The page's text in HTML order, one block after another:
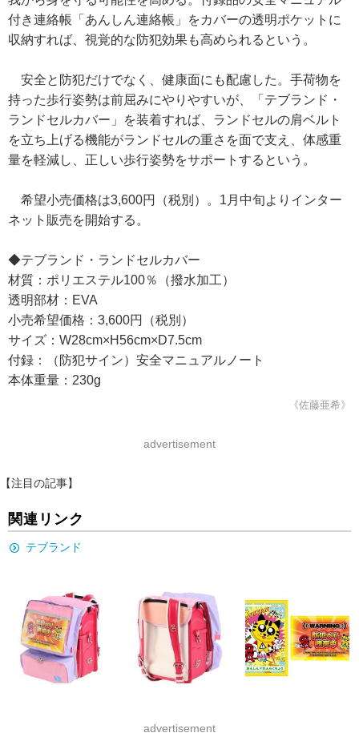
付き連絡帳「あんしん連絡帳」をカバーの透明ポケットに
収納すれば、視覚的な防犯効果も高められるという。
安全と防犯だけでなく、健康面にも配慮した。手荷物を
持った歩行姿勢は前屈みにやりやすいが、「テブランド・
ランドセルカバー」を装着すれば、ランドセルの肩ベルト
を立ち上げる機能がランドセルの重さを面で支え、体感重
量を軽減し、正しい歩行姿勢をサポートするという。
希望小売価格は3,600円（税別）。1月中旬よりインター
ネット販売を開始する。
◆テブランド・ランドセルカバー
材質：ポリエステル100％（撥水加工）
透明部材：EVA
小売希望価格：3,600円（税別）
サイズ：W28cm×H56cm×D7.5cm
付録：（防犯サイン）安全マニュアルノート
本体重量：230g
《佐藤亜希》
advertisement
【注目の記事】
関連リンク
テブランド
advertisement